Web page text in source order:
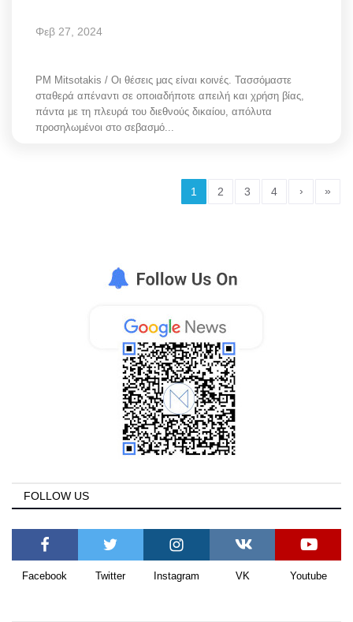
Φεβ 27, 2024
PM Mitsotakis / Οι θέσεις μας είναι κοινές. Τασσόμαστε
σταθερά απέναντι σε οποιαδήποτε απειλή και χρήση βίας,
πάντα με τη πλευρά του διεθνούς δικαίου, απόλυτα
προσηλωμένοι στο σεβασμό...
1 2 3 4 › »
FOLLOW US
Facebook Twitter Instagram VK Youtube